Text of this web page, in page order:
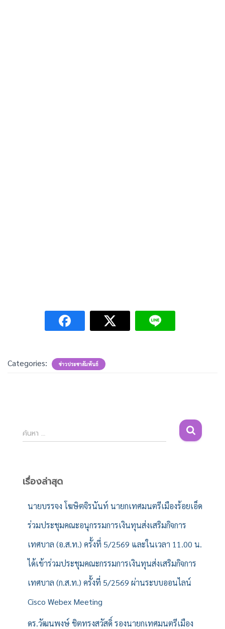
Categories: ข่าวประชาสัมพันธ์
ค้
น
สำ
ค้นหา …
เรื่องล่าสุด
นายบรรจง โฆษิตจิรนันท์ นายกเทศมนตรีเมืองร้อยเอ็ด
ร่วมประชุมคณะอนุกรรมการเงินทุนส่งเสริมกิจการ
เทศบาล (อ.ส.ท.) ครั้งที่ 5/2569 และในเวลา 11.00 น.
ได้เข้าร่วมประชุมคณะกรรมการเงินทุนส่งเสริมกิจการ
เทศบาล (ก.ส.ท.) ครั้งที่ 5/2569 ผ่านระบบออนไลน์
Cisco Webex Meeting
ดร.วัฒนพงษ์ ชิตทรงสวัสดิ์ รองนายกเทศมนตรีเมือง